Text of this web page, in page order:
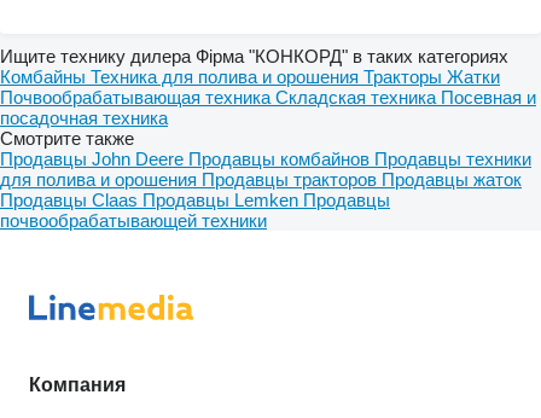
Ищите технику дилера Фірма "КОНКОРД" в таких категориях
Комбайны Техника для полива и орошения Тракторы Жатки
Почвообрабатывающая техника Складская техника Посевная и
посадочная техника
Смотрите также
Продавцы John Deere Продавцы комбайнов Продавцы техники
для полива и орошения Продавцы тракторов Продавцы жаток
Продавцы Claas Продавцы Lemken Продавцы
почвообрабатывающей техники
Компания